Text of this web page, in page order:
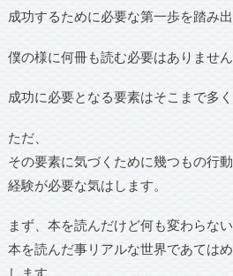
成功するために必要な第一歩を踏み出
僕の様に何冊も読む必要はありません
成功に必要となる要素はそこまで多く
ただ、
その要素に気づくために幾つもの行
経験が必要な気はします。
まず、本を読んだけど何も変わらな
本を読んだ事リアルな世界であては
します。